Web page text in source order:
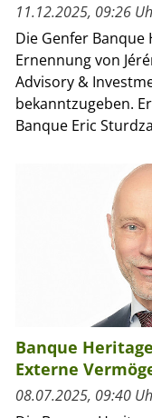
11.12.2025, 09:26
Die Genfer
Ernennung von
Advisory &
bekanntzugeben.
Banque Eric
Banque
Externe
08.07.2025, 09:40